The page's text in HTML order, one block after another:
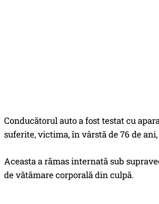
Conducătorul auto a fost testat cu
suferite, victima, în vârstă de 76 de
Aceasta a rămas internată sub
de vătămare corporală din culpă.